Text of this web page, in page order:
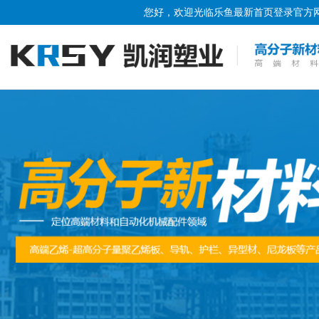
您好，欢迎光临乐鱼最新首页登录官方